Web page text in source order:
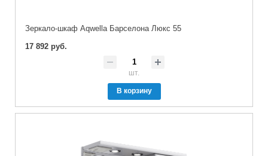
Зеркало-шкаф Aqwella Барселона Люкс 55
17 892 руб.
шт.
В корзину